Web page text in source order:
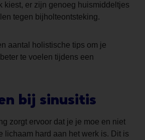
kiest, er zijn genoeg huismiddeltjes
tegen bijholteontsteking.
aantal holistische tips om je
te voelen tijdens een
bij sinusitis
zorgt ervoor dat je je moe en niet
lichaam hard aan het werk is. Dit is